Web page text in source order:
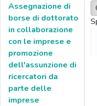
Assegnazione di
borse di dottorato
in collaborazione
con le imprese e
promozione
dell'assunzione di
ricercatori da
parte delle
imprese